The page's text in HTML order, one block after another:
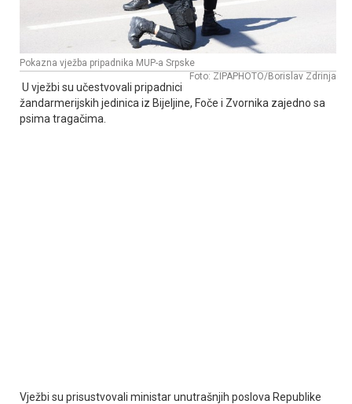
Pokazna vježba pripadnika MUP-a Srpske
Foto: ZIPAPHOTO/Borislav Zdrinja
U vježbi su učestvovali pripadnici
žandarmerijskih jedinica iz Bijeljine, Foče i Zvornika zajedno sa
psima tragačima.
Vježbi su prisustvovali ministar unutrašnjih poslova Republike